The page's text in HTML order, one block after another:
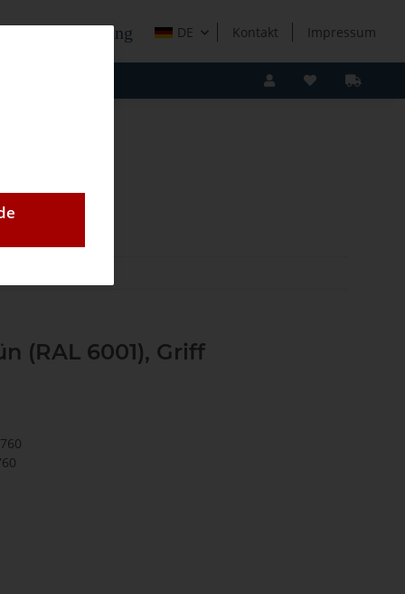
DE Kontakt Impressum
(RAL 6001), Griff